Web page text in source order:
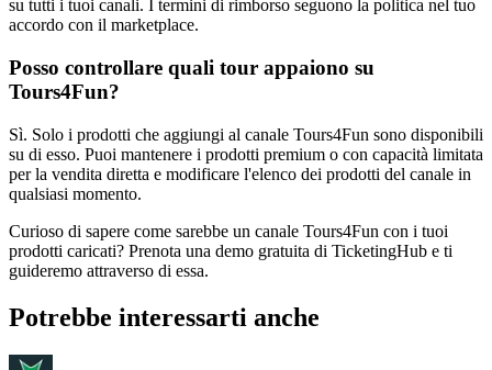
su tutti i tuoi canali. I termini di rimborso seguono la politica nel tuo
accordo con il marketplace.
Posso controllare quali tour appaiono su
Tours4Fun?
Sì. Solo i prodotti che aggiungi al canale Tours4Fun sono disponibili
su di esso. Puoi mantenere i prodotti premium o con capacità limitata
per la vendita diretta e modificare l'elenco dei prodotti del canale in
qualsiasi momento.
Curioso di sapere come sarebbe un canale Tours4Fun con i tuoi
prodotti caricati? Prenota una demo gratuita di TicketingHub e ti
guideremo attraverso di essa.
Potrebbe interessarti anche